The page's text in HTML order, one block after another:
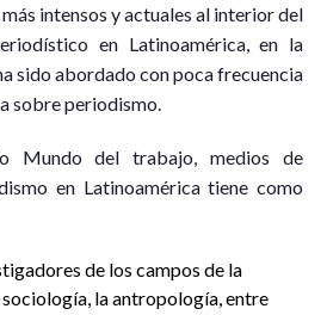
intensos y actuales al interior del
en Latinoamérica, en la
sido abordado con poca frecuencia
sobre periodismo.
Mundo del trabajo, medios de
en Latinoamérica tiene como
de los campos de la
la antropología, entre